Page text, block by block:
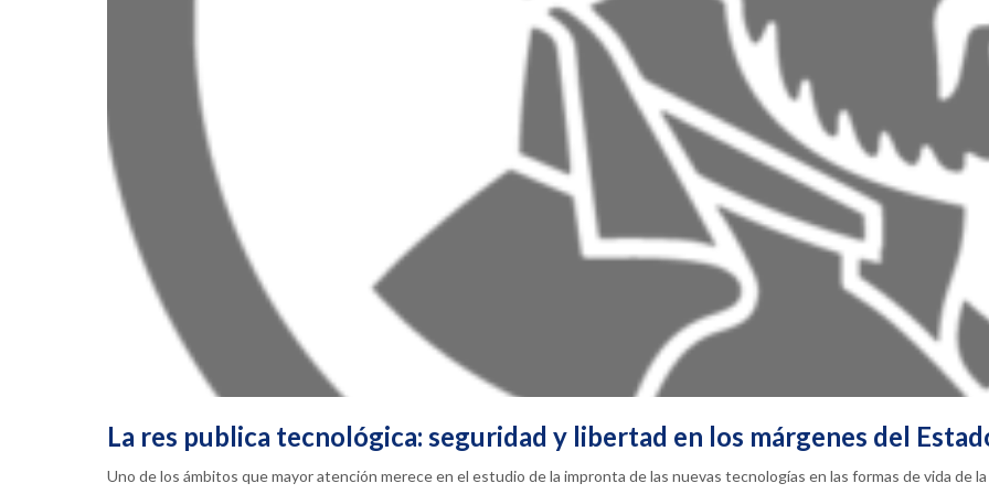
La res publica tecnológica: seguridad y libertad en los márgenes del
Uno de los ámbitos que mayor atención merece en el estudio de la impronta de las nuevas tecnologías en las formas de vida de la